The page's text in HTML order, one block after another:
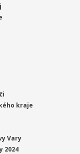
kraje
Vary
2024